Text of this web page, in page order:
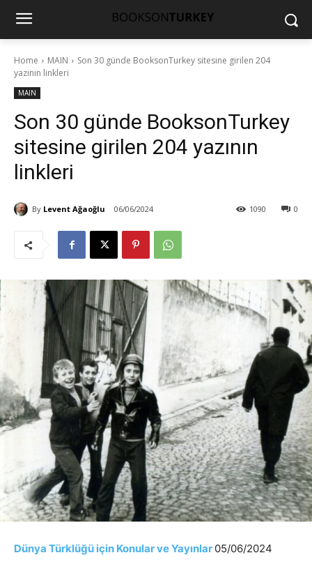
Home MAIN
Son 30 günde BooksonTurkey sitesine girilen 204
yazının linkleri
MAIN
Son 30 günde BooksonTurkey
sitesine girilen 204 yazının
linkleri
By Levent Ağaoğlu 06/06/2024 0
1090
Dünya Türklüğü için Konular ve Yayınlar 05/06/2024